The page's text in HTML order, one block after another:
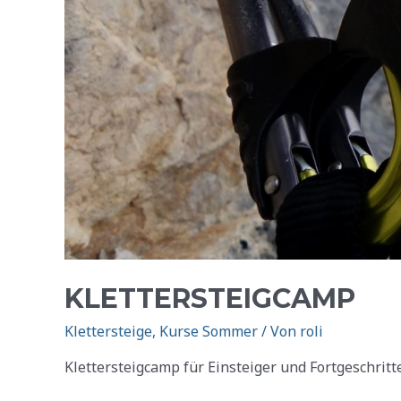
KLETTERSTEIGCAMP
Klettersteige, Kurse Sommer/ Von roli
Klettersteigcamp für Einsteiger und